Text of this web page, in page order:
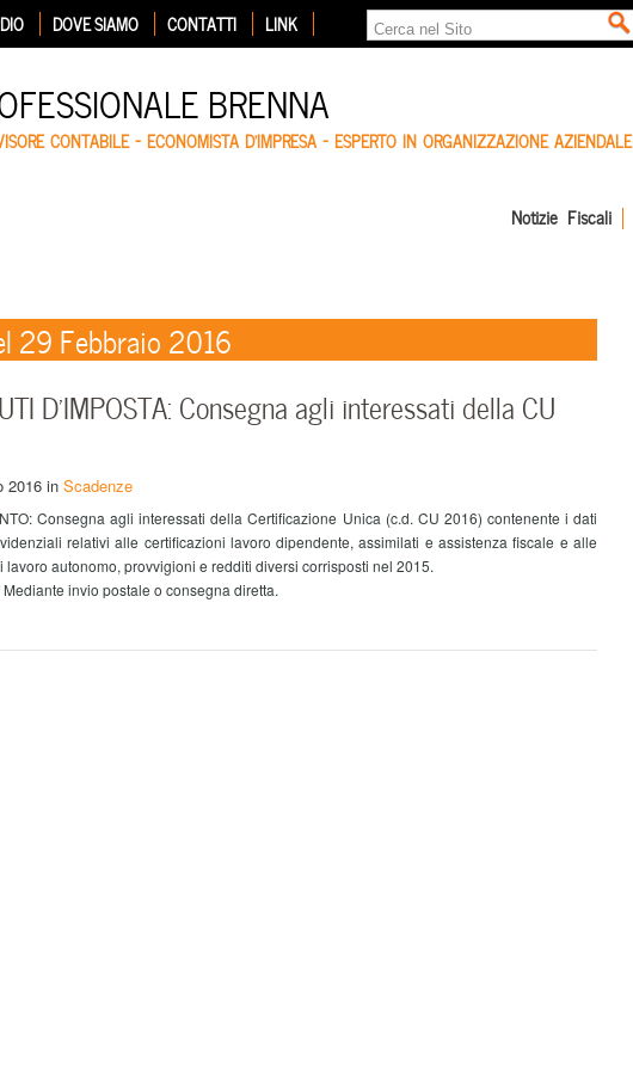
DOVE SIAMO CONTATTI LINK
BRENNA
CONTABILE – ECONOMISTA D'IMPRESA – ESPERTO IN ORGANIZZAZIONE AZIENDALE
Notizie Fiscali
29 Febbraio 2016
D’IMPOSTA: Consegna agli interessati della CU
2016 in Scadenze
Consegna agli interessati della Certificazione Unica (c.d. CU 2016) contenente i dati
relativi alle certificazioni lavoro dipendente, assimilati e assistenza fiscale e alle
lavoro autonomo, provvigioni e redditi diversi corrisposti nel 2015.
Mediante invio postale o consegna diretta.